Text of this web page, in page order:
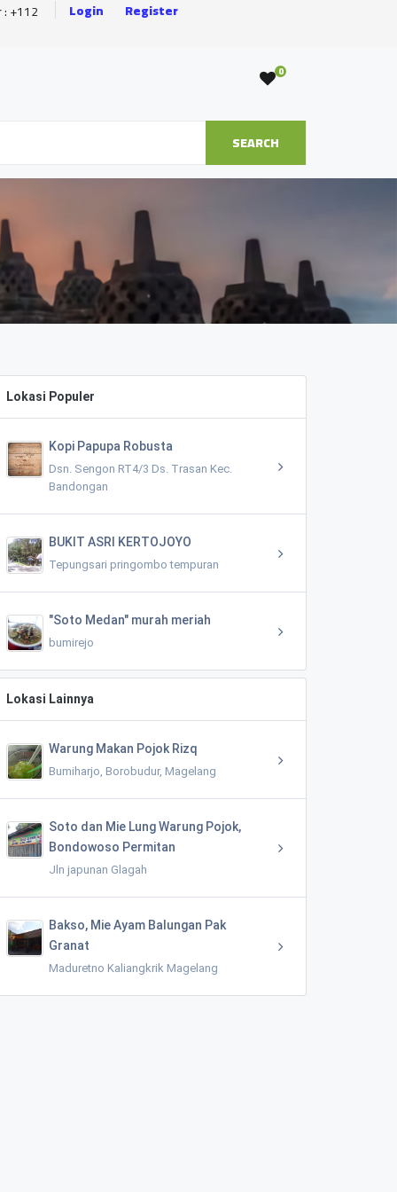
: +112 Login Register
0
SEARCH
Lokasi Populer
Kopi Papupa Robusta
Dsn. Sengon RT4/3 Ds. Trasan Kec.
Bandongan
BUKIT ASRI KERTOJOYO
Tepungsari pringombo tempuran
"Soto Medan" murah meriah
bumirejo
Lokasi Lainnya
Warung Makan Pojok Rizq
Bumiharjo, Borobudur, Magelang
Soto dan Mie Lung Warung Pojok,
Bondowoso Permitan
Jln japunan Glagah
Bakso, Mie Ayam Balungan Pak
Granat
Maduretno Kaliangkrik Magelang